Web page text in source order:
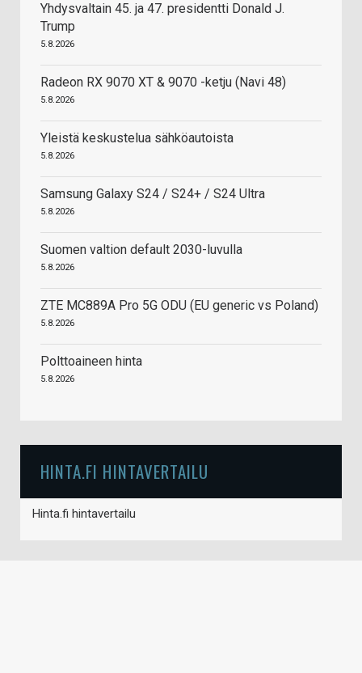
Yhdysvaltain 45. ja 47. presidentti Donald J.
Trump
5.8.2026
Radeon RX 9070 XT & 9070 -ketju (Navi 48)
5.8.2026
Yleistä keskustelua sähköautoista
5.8.2026
Samsung Galaxy S24 / S24+ / S24 Ultra
5.8.2026
Suomen valtion default 2030-luvulla
5.8.2026
ZTE MC889A Pro 5G ODU (EU generic vs Poland)
5.8.2026
Polttoaineen hinta
5.8.2026
HINTA.FI HINTAVERTAILU
Hinta.fi hintavertailu